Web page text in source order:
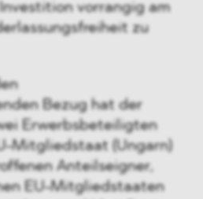
vorrangig am
zu
Bezug hat der
Erwerbsbeteiligten
Mitgliedstaat (Ungarn)
Anteilseigner,
EU-Mitgliedstaaten